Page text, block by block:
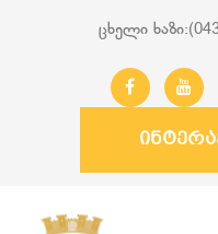
ცხელი